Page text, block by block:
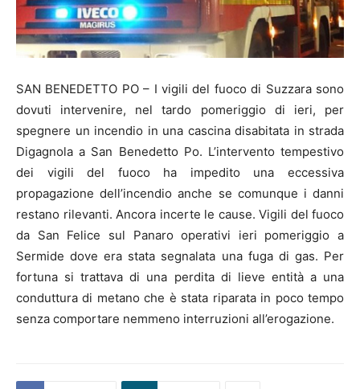
SAN BENEDETTO PO – I vigili del fuoco di Suzzara sono
dovuti intervenire, nel tardo pomeriggio di ieri, per
spegnere un incendio in una cascina disabitata in strada
Digagnola a San Benedetto Po. L’intervento tempestivo
dei vigili del fuoco ha impedito una eccessiva
propagazione dell’incendio anche se comunque i danni
restano rilevanti. Ancora incerte le cause. Vigili del fuoco
da San Felice sul Panaro operativi ieri pomeriggio a
Sermide dove era stata segnalata una fuga di gas. Per
fortuna si trattava di una perdita di lieve entità a una
conduttura di metano che è stata riparata in poco tempo
senza comportare nemmeno interruzioni all’erogazione.